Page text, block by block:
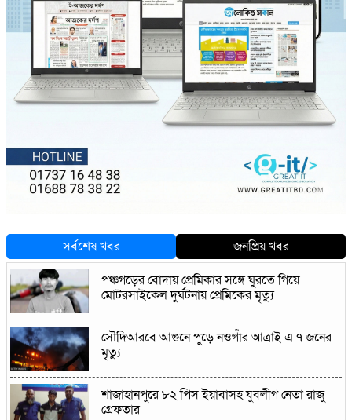
সর্বশেষ খবর
জনপ্রিয় খবর
পঞ্চগড়ের বোদায় প্রেমিকার সঙ্গে ঘুরতে গিয়ে
মোটরসাইকেল দুর্ঘটনায় প্রেমিকের মৃত্যু
সৌদিআরবে আগুনে পুড়ে নওগাঁর আত্রাই এ ৭ জনের
মৃত্যু
শাজাহানপুরে ৮২ পিস ইয়াবাসহ যুবলীগ নেতা রাজু
গ্রেফতার